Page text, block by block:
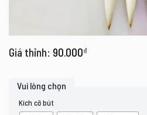
90.000₫
Kích cỡ bút